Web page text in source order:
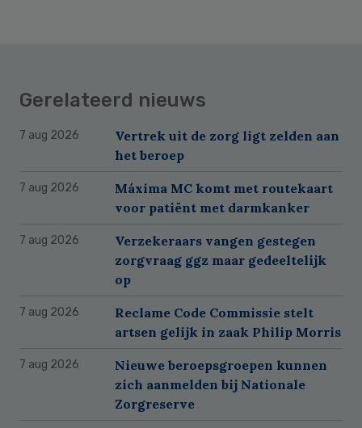
Gerelateerd nieuws
7 aug 2026
Vertrek uit de zorg ligt zelden aan
het beroep
7 aug 2026
Máxima MC komt met routekaart
voor patiënt met darmkanker
7 aug 2026
Verzekeraars vangen gestegen
zorgvraag ggz maar gedeeltelijk
op
7 aug 2026
Reclame Code Commissie stelt
artsen gelijk in zaak Philip Morris
7 aug 2026
Nieuwe beroepsgroepen kunnen
zich aanmelden bij Nationale
Zorgreserve